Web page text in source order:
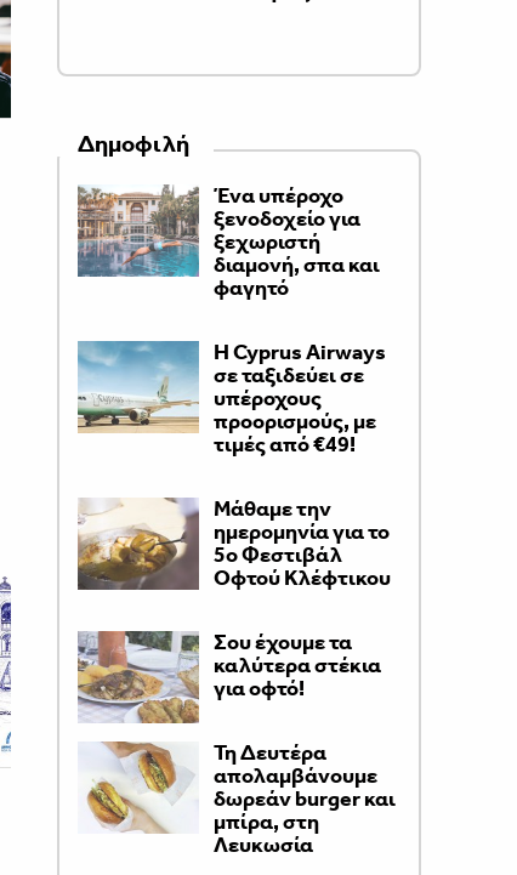
Δημοφιλή
Ένα υπέροχο
ξενοδοχείο για
ξεχωριστή
διαμονή, σπα και
φαγητό
H Cyprus Airways
σε ταξιδεύει σε
υπέροχους
προορισμούς, με
τιμές από €49!
Μάθαμε την
ημερομηνία για το
5ο Φεστιβάλ
Οφτού Κλέφτικου
Σου έχουμε τα
καλύτερα στέκια
για οφτό!
Τη Δευτέρα
απολαμβάνουμε
δωρεάν burger και
μπίρα, στη
Λευκωσία